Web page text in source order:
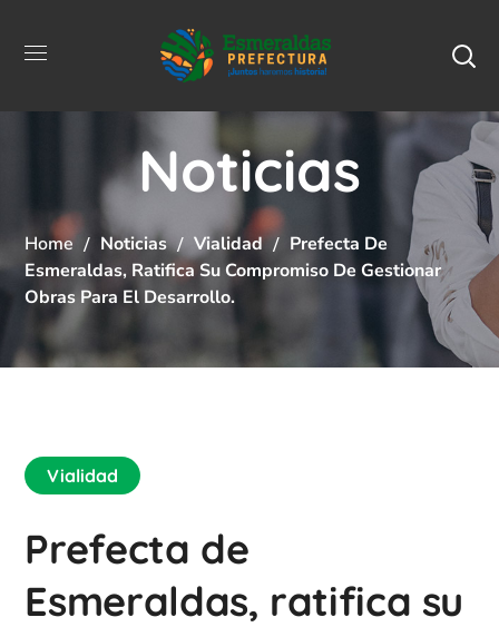
Noticias
Home Noticias Vialidad
Prefecta De
Esmeraldas, Ratifica Su Compromiso De Gestionar
Obras Para El Desarrollo.
Vialidad
Prefecta de
Esmeraldas, ratifica su